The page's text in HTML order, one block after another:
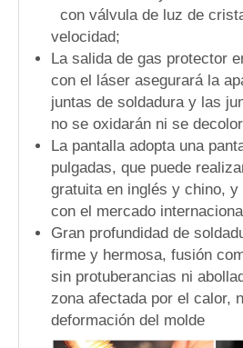
con válvula de luz de
velocidad;
La salida de gas protector
con el láser asegurará la
juntas de soldadura y las
no se oxidarán ni se
La pantalla adopta una
pulgadas, que puede
gratuita en inglés y chino,
con el mercado
Gran profundidad de
firme y hermosa, fusión
sin protuberancias ni
zona afectada por el calor,
deformación del molde